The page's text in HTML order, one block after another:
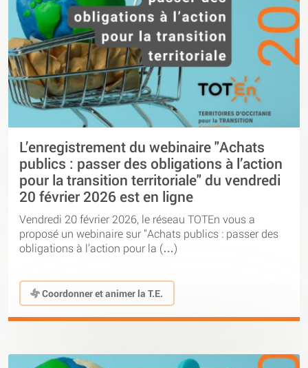
L’enregistrement du webinaire "Achats
publics : passer des obligations à l’action
pour la transition territoriale" du vendredi
20 février 2026 est en ligne
Vendredi 20 février 2026, le réseau TOTEn vous a
proposé un webinaire sur "Achats publics : passer des
obligations à l’action pour la (…)
Coordonner et animer la T.E.